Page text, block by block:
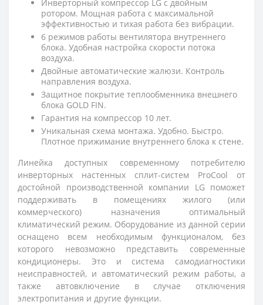
Инверторный компрессор LG с двойным
ротором. Мощная работа с максимальной
эффективностью и тихая работа без вибрации.
6 режимов работы вентилятора внутреннего
блока. Удобная настройка скорости потока
воздуха.
Двойные автоматические жалюзи. Контроль
направления воздуха.
Защитное покрытие теплообменника внешнего
блока GOLD FIN.
Гарантия на компрессор 10 лет.
Уникальная схема монтажа. Удобно. Быстро.
Плотное прижимание внутреннего блока к стене.
Линейка доступных современному потребителю
инверторных настенных сплит-систем ProCool от
достойной производственной компании LG поможет
поддерживать в помещениях жилого (или
коммерческого) назначения оптимальный
климатический режим. Оборудование из данной серии
оснащено всем необходимым функционалом, без
которого невозможно представить современные
кондиционеры. Это и система самодиагностики
неисправностей, и автоматический режим работы, а
также автовключение в случае отключения
электропитания и другие функции.